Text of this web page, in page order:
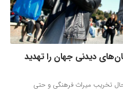
دیدنی جهان را تهدید
تخریب میراث فرهنگی و حتی